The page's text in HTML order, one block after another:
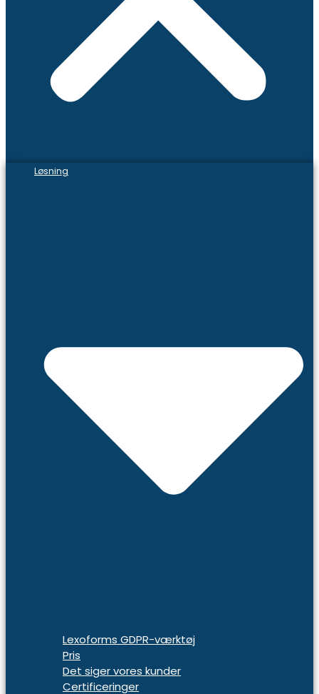
Løsning
Lexoforms GDPR-værktøj
Pris
Det siger vores kunder
Certificeringer